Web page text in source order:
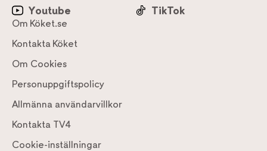
Youtube
TikTok
Om Köket.se
Kontakta Köket
Om Cookies
Personuppgiftspolicy
Allmänna användarvillkor
Kontakta TV4
Cookie-inställningar